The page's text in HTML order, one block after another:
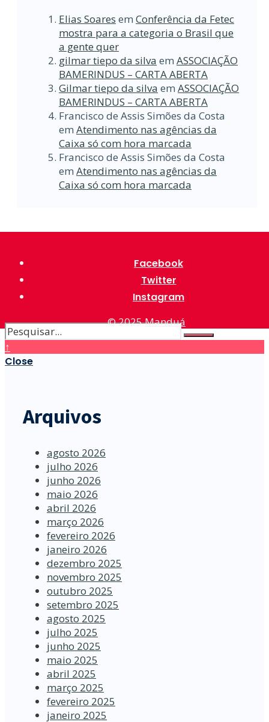
Elias Soares em Conferência da Fetec
mostra para a categoria o Brasil que
a gente quer
gilmar tiepo da silva em ASSOCIAÇÃO
BAMERINDUS – CARTA ABERTA
Gilmar tiepo da silva em ASSOCIAÇÃO
BAMERINDUS – CARTA ABERTA
Francisco de Assis Simões da Costa
em Atendimento nas agências da
Caixa só com hora marcada
Francisco de Assis Simões da Costa
em Atendimento nas agências da
Caixa só com hora marcada
Facebook
Twitter
Instagram
© 2025Manduá
↑
Close
Arquivos
agosto 2026
julho 2026
junho 2026
maio 2026
abril 2026
março 2026
fevereiro 2026
janeiro 2026
dezembro 2025
novembro 2025
outubro 2025
setembro 2025
agosto 2025
julho 2025
junho 2025
maio 2025
abril 2025
março 2025
fevereiro 2025
janeiro 2025